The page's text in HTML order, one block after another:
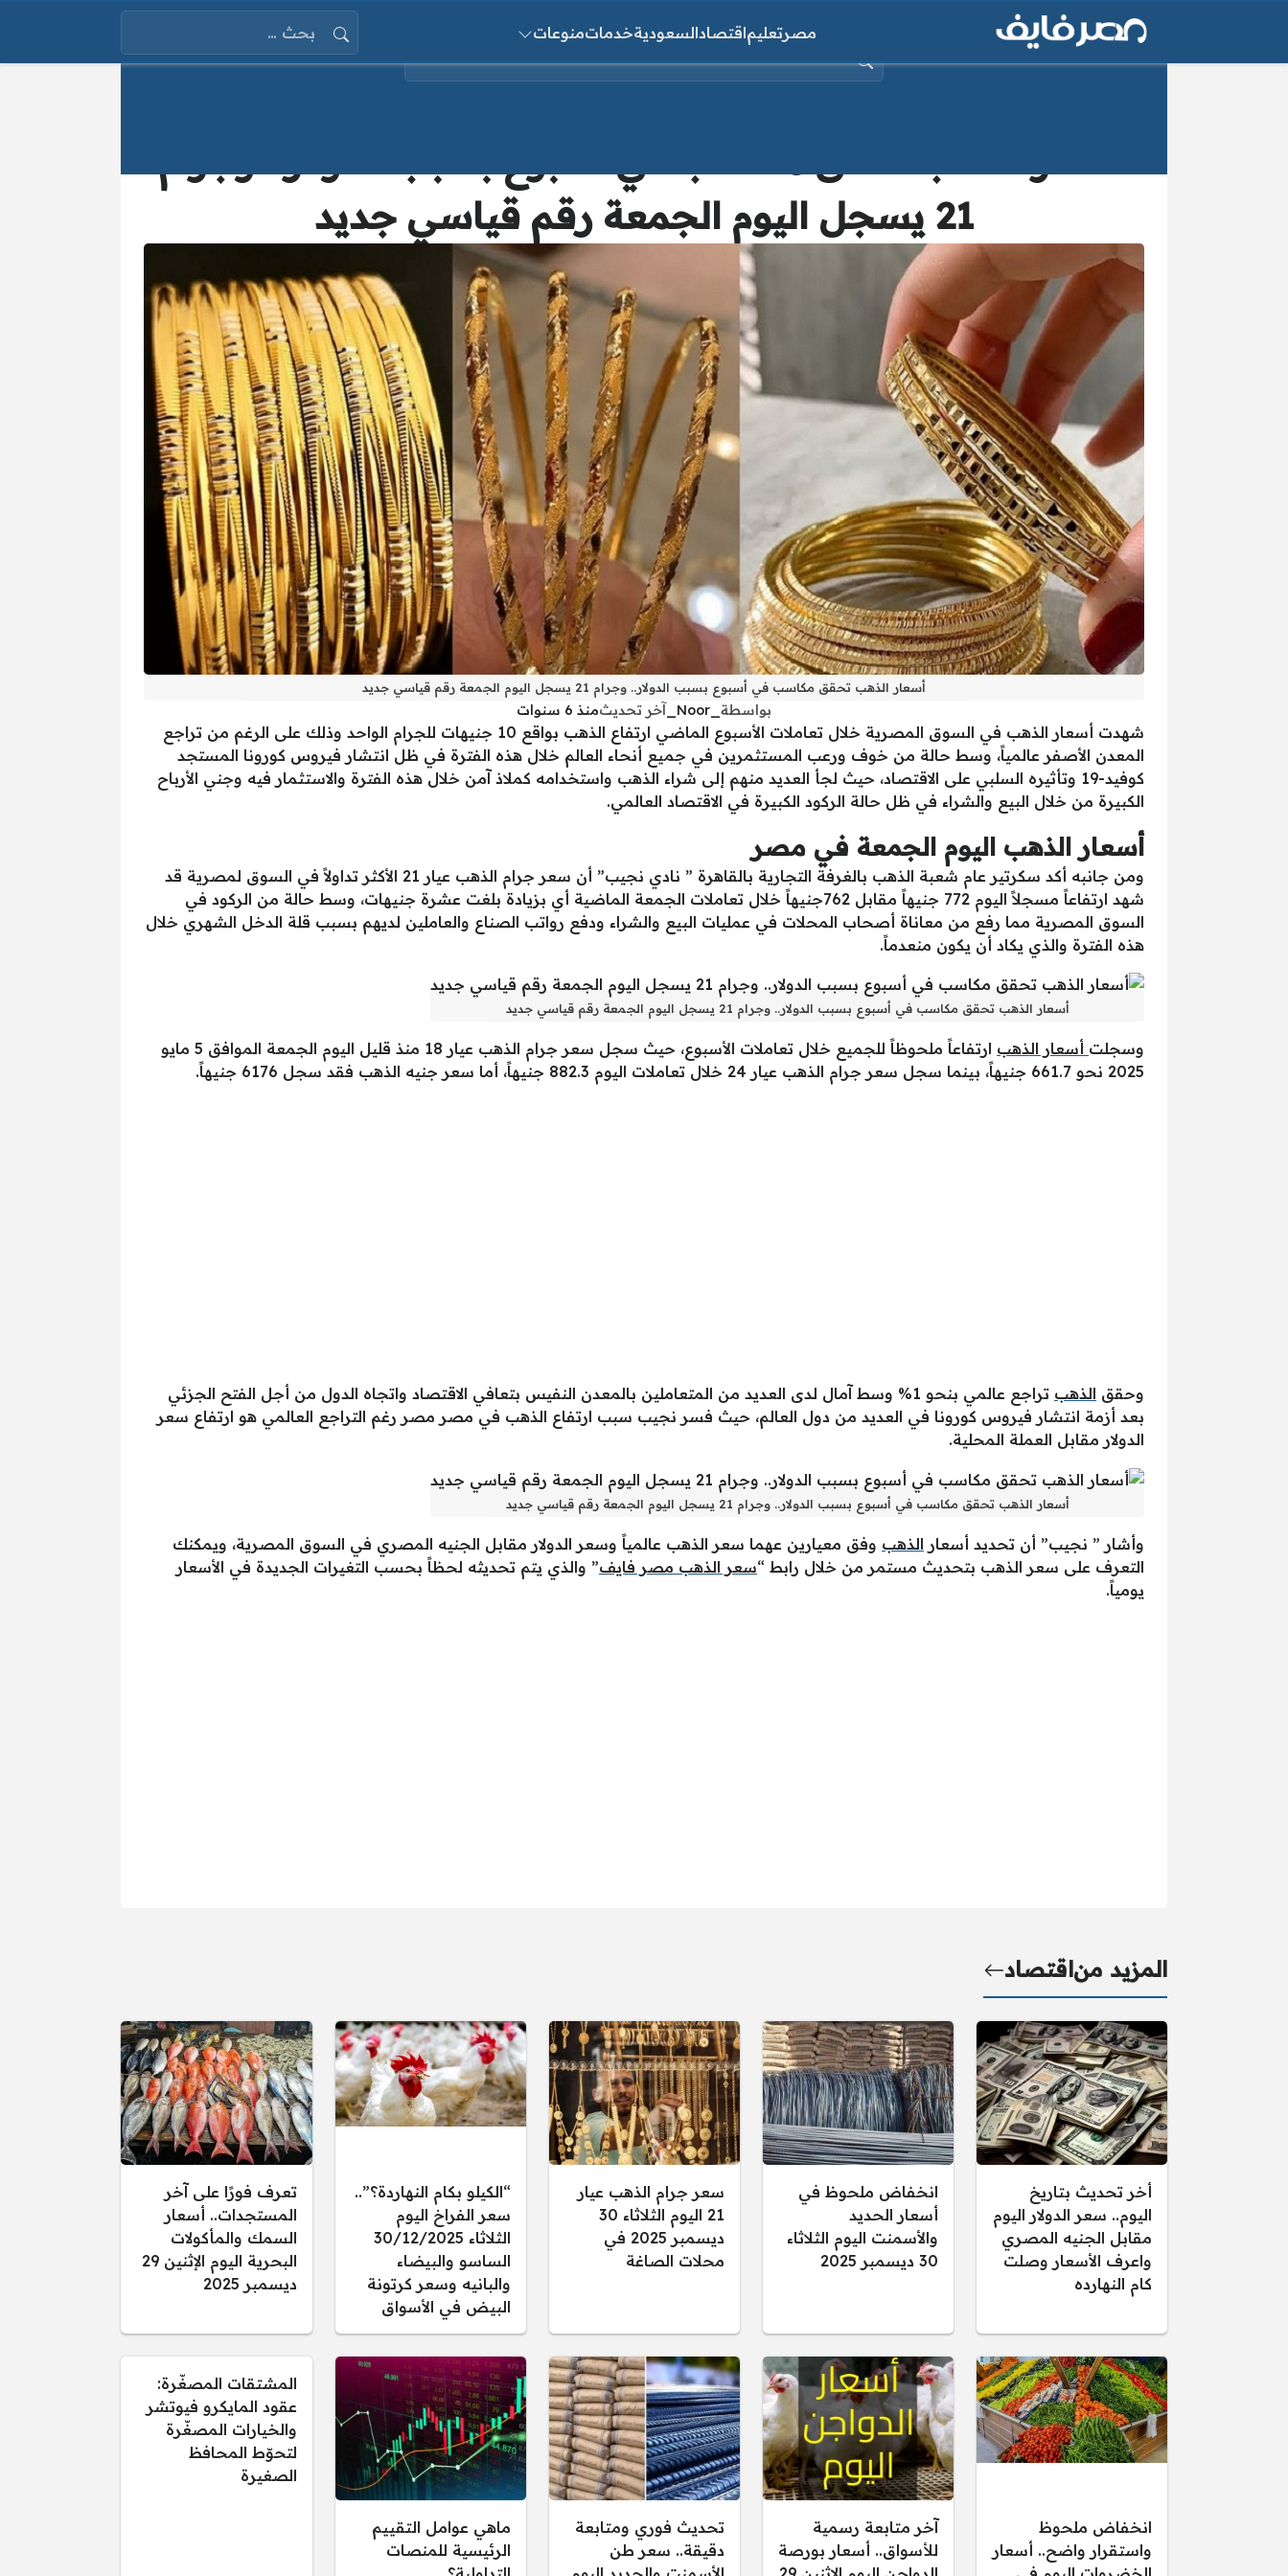
مصرتعليماقتصادالسعوديةخدماتمنوعات
البحث عن:
21 يسجل اليوم الجمعة رقم قياسي جديد
أسعار الذهب تحقق مكاسب في أسبوع بسبب الدولار.. وجرام 21 يسجل اليوم الجمعة رقم قياسي جديد
بواسطة آخر تحديثمنذ 6 سنوات
شهدت أسعار الذهب في السوق المصرية خلال تعاملات الأسبوع الماضي ارتفاع الذهب بواقع 10 جنيهات للجرام الواحد وذلك على الرغم من تراجع
المعدن الأصفر عالمياً، وسط حالة من خوف ورعب المستثمرين في جميع أنحاء العالم خلال هذه الفترة في ظل انتشار فيروس كورونا المستجد
كوفيد-19 وتأثيره السلبي على الاقتصاد، حيث لجأ العديد منهم إلى شراء الذهب واستخدامه كملاذ آمن خلال هذه الفترة والاستثمار فيه وجني الأرباح
الكبيرة من خلال البيع والشراء في ظل حالة الركود الكبيرة في الاقتصاد العالمي.
أسعار الذهب اليوم الجمعة في مصر
ومن جانبه أكد سكرتير عام شعبة الذهب بالغرفة التجارية بالقاهرة ” نادي نجيب” أن سعر جرام الذهب عيار 21 الأكثر تداولاً في السوق لمصرية قد
شهد ارتفاعاً مسجلاً اليوم 772 جنيهاً مقابل 762جنيهاً خلال تعاملات الجمعة الماضية أي بزيادة بلغت عشرة جنيهات، وسط حالة من الركود في
السوق المصرية مما رفع من معاناة أصحاب المحلات في عمليات البيع والشراء ودفع رواتب الصناع والعاملين لديهم بسبب قلة الدخل الشهري خلال
هذه الفترة والذي يكاد أن يكون منعدماً.
أسعار الذهب تحقق مكاسب في أسبوع بسبب الدولار.. وجرام 21 يسجل اليوم الجمعة رقم قياسي جديد
وسجلت أسعار الذهب
ارتفاعاً ملحوظاً للجميع خلال تعاملات الأسبوع، حيث سجل سعر جرام الذهب عيار 18 منذ قليل اليوم الجمعة الموافق 5 مايو
2025 نحو 661.7 جنيهاً، بينما سجل سعر جرام الذهب عيار 24 خلال تعاملات اليوم 882.3 جنيهاً، أما سعر جنيه الذهب فقد سجل 6176 جنيهاً.
وحقق الذهب
تراجع عالمي بنحو 1% وسط آمال لدى العديد من المتعاملين بالمعدن النفيس بتعافي الاقتصاد واتجاه الدول من أجل الفتح الجزئي
بعد أزمة انتشار فيروس كورونا في العديد من دول العالم، حيث فسر نجيب سبب ارتفاع الذهب في مصر مصر رغم التراجع العالمي هو ارتفاع سعر
الدولار مقابل العملة المحلية.
أسعار الذهب تحقق مكاسب في أسبوع بسبب الدولار.. وجرام 21 يسجل اليوم الجمعة رقم قياسي جديد
وأشار ” نجيب” أن تحديد أسعار الذهب وفق معيارين عهما سعر الذهب عالمياً وسعر الدولار مقابل الجنيه المصري في السوق المصرية، ويمكنك
التعرف على سعر الذهب بتحديث مستمر من خلال رابط “سعر الذهب مصر فايف” والذي يتم تحديثه لحظاً بحسب التغيرات الجديدة في الأسعار
يومياً.
المزيد مناقتصاد
أخر تحديث بتاريخ
اليوم.. سعر الدولار اليوم
مقابل الجنيه المصري
واعرف الأسعار وصلت
كام النهارده
انخفاض ملحوظ في
أسعار الحديد
والأسمنت اليوم الثلاثاء
30 ديسمبر 2025
سعر جرام الذهب عيار
21 اليوم الثلاثاء 30
ديسمبر 2025 في
محلات الصاغة
“الكيلو بكام النهاردة؟”..
سعر الفراخ اليوم
الثلاثاء 30/12/2025
الساسو والبيضاء
والبانيه وسعر كرتونة
البيض في الأسواق
تعرف فورًا على آخر
المستجدات.. أسعار
السمك والمأكولات
البحرية اليوم الإثنين 29
ديسمبر 2025
انخفاض ملحوظ
واستقرار واضح.. أسعار
آخر متابعة رسمية
للأسواق.. أسعار بورصة
تحديث فوري ومتابعة
دقيقة.. سعر طن
ماهي عوامل التقييم
الرئيسية للمنصات
المشتقات المصغّرة:
عقود المايكرو فيوتشر
والخيارات المصغّرة
لتحوّط المحافظ
الصغيرة